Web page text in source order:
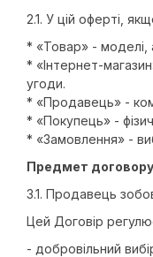
2.1. У цій оферті,
* «Товар» - моделі,
* «Інтернет-
угоди.
* «Продавець» -
* «Покупець» -
* «Замовлення» -
Предмет договору
3.1. Продавець
Цей Договір
- добровільний